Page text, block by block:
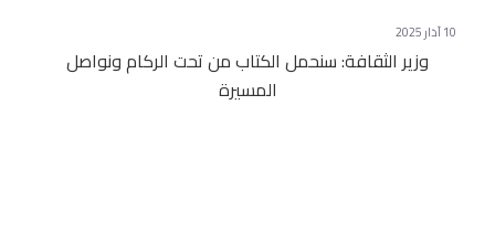
10 آذار 2025
وزير الثقافة: سنحمل الكتاب من تحت الركام ونواصل
المسيرة